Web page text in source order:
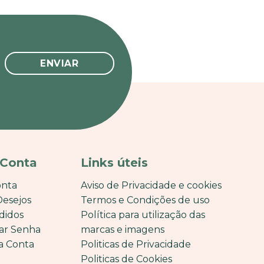
Senha
Conta
Links úteis
Aviso de Privacidade e cookies
Termos e Condições de uso
Política para utilização das
marcas e imagens
Politicas de Privacidade
Politicas de Cookies